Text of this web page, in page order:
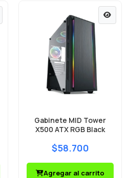
Gabinete MID Tower
X500 ATX RGB Black
$58.700
Agregar al carrito